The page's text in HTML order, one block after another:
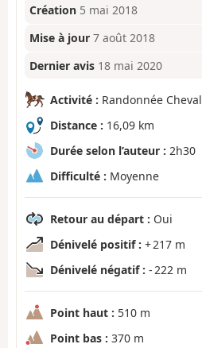
Création 5 mai 2018
Mise à jour 7 août 2018
Dernier avis 18 mai 2020
Activité : Randonnée Cheval
Distance : 16,09 km
Durée selon l’auteur : 2h30
Difficulté : Moyenne
Retour au départ : Oui
Dénivelé positif : + 217 m
Dénivelé négatif : - 222 m
Point haut : 510 m
Point bas : 370 m